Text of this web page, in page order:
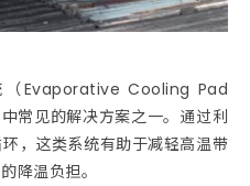
Evaporative Cooling Pad
常见的解决方案之一。通过利
，这类系统有助于减轻高温带
降温负担。